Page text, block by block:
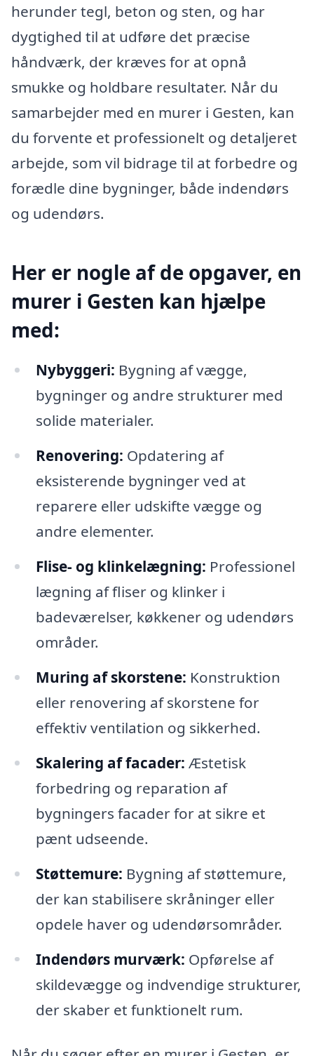
herunder tegl, beton og sten, og har
dygtighed til at udføre det præcise
håndværk, der kræves for at opnå
smukke og holdbare resultater. Når du
samarbejder med en murer i Gesten, kan
du forvente et professionelt og detaljeret
arbejde, som vil bidrage til at forbedre og
forædle dine bygninger, både indendørs
og udendørs.
Her er nogle af de opgaver, en
murer i Gesten kan hjælpe
med:
Nybyggeri: Bygning af vægge,
bygninger og andre strukturer med
solide materialer.
Renovering: Opdatering af
eksisterende bygninger ved at
reparere eller udskifte vægge og
andre elementer.
Flise- og klinkelægning: Professionel
lægning af fliser og klinker i
badeværelser, køkkener og udendørs
områder.
Muring af skorstene: Konstruktion
eller renovering af skorstene for
effektiv ventilation og sikkerhed.
Skalering af facader: Æstetisk
forbedring og reparation af
bygningers facader for at sikre et
pænt udseende.
Støttemure: Bygning af støttemure,
der kan stabilisere skråninger eller
opdele haver og udendørsområder.
Indendørs murværk: Opførelse af
skildevægge og indvendige strukturer,
der skaber et funktionelt rum.